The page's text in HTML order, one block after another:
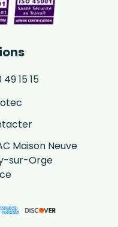
15 15
Maison Neuve
sur-Orge